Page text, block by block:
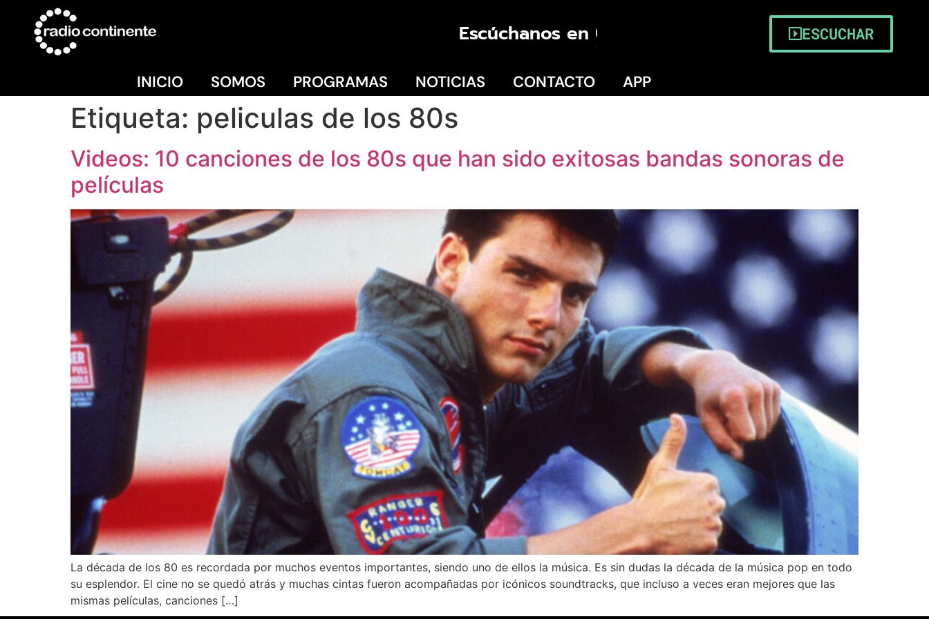
Escúchanos en La Serena ESCUCHAR
INICIO SOMOS PROGRAMAS NOTICIAS CONTACTO APP
Etiqueta: peliculas de los 80s
Videos: 10 canciones de los 80s que han sido exitosas bandas sonoras de
películas
La década de los 80 es recordada por muchos eventos importantes, siendo uno de ellos la música. Es sin dudas la década de la música pop en todo
su esplendor. El cine no se quedó atrás y muchas cintas fueron acompañadas por icónicos soundtracks, que incluso a veces eran mejores que las
mismas películas, canciones […]